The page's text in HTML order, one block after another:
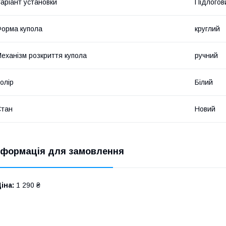
установки
купола круглий
розкриття купола ручний
Білий
Новий
для замовлення
1 290 ₴